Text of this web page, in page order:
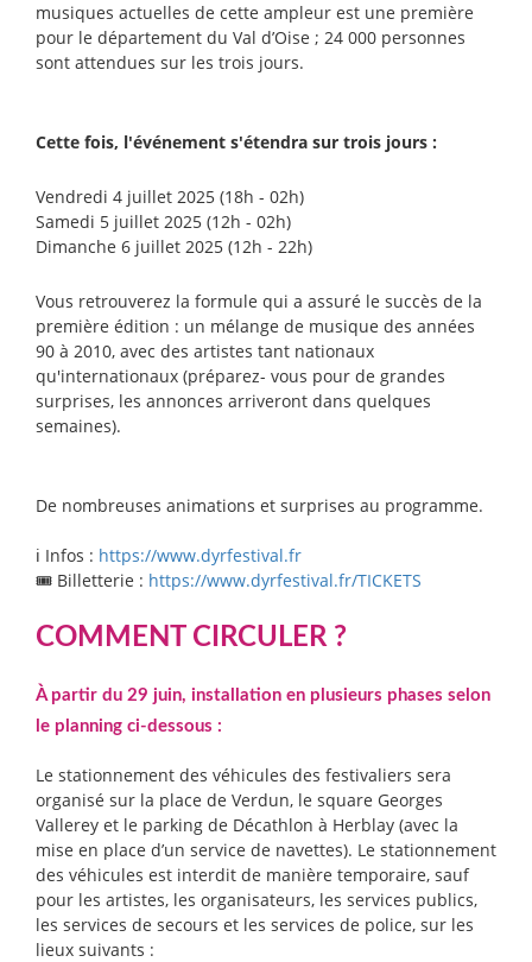
musiques actuelles de cette ampleur est une première
pour le département du Val d’Oise ; 24 000 personnes
sont attendues sur les trois jours.
Cette fois, l'événement s'étendra sur trois jours :
Vendredi 4 juillet 2025 (18h - 02h)
Samedi 5 juillet 2025 (12h - 02h)
Dimanche 6 juillet 2025 (12h - 22h)
Vous retrouverez la formule qui a assuré le succès de la
première édition : un mélange de musique des années
90 à 2010, avec des artistes tant nationaux
qu'internationaux (préparez- vous pour de grandes
surprises, les annonces arriveront dans quelques
semaines).
De nombreuses animations et surprises au programme.
ℹ️ Infos : https://www.dyrfestival.fr⁠
🎟️ Billetterie : https://www.dyrfestival.fr/TICKETS⁠
COMMENT CIRCULER ?
À partir du 29 juin, installation en plusieurs phases selon
le planning ci-dessous :
Le stationnement des véhicules des festivaliers sera
organisé sur la place de Verdun, le square Georges
Vallerey et le parking de Décathlon à Herblay (avec la
mise en place d’un service de navettes). Le stationnement
des véhicules est interdit de manière temporaire, sauf
pour les artistes, les organisateurs, les services publics,
les services de secours et les services de police, sur les
lieux suivants :